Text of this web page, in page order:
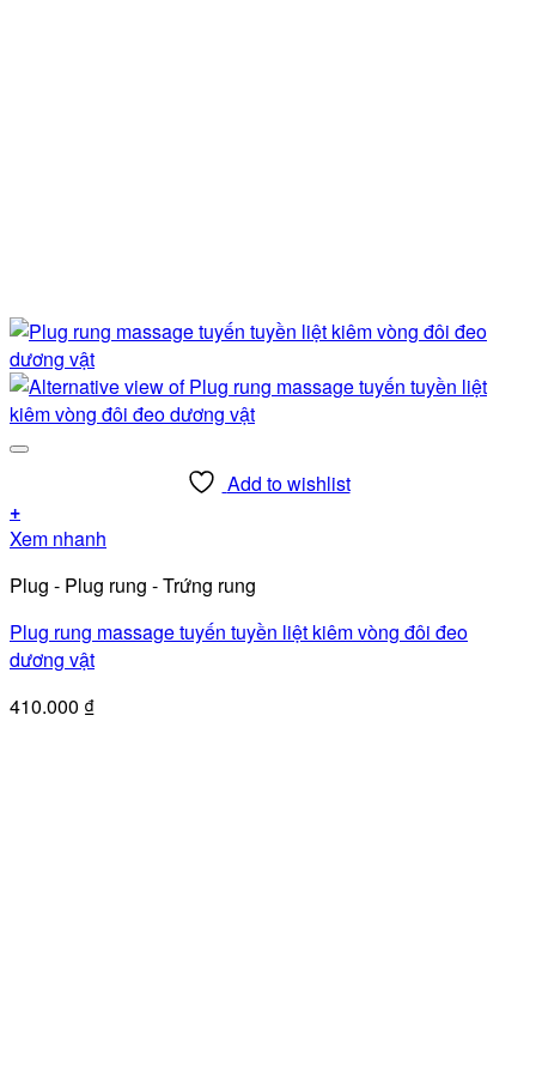
Add to wishlist
+
Xem nhanh
Plug - Plug rung - Trứng rung
Plug rung massage tuyến tuyền liệt kiêm vòng đôi đeo
dương vật
410.000 ₫